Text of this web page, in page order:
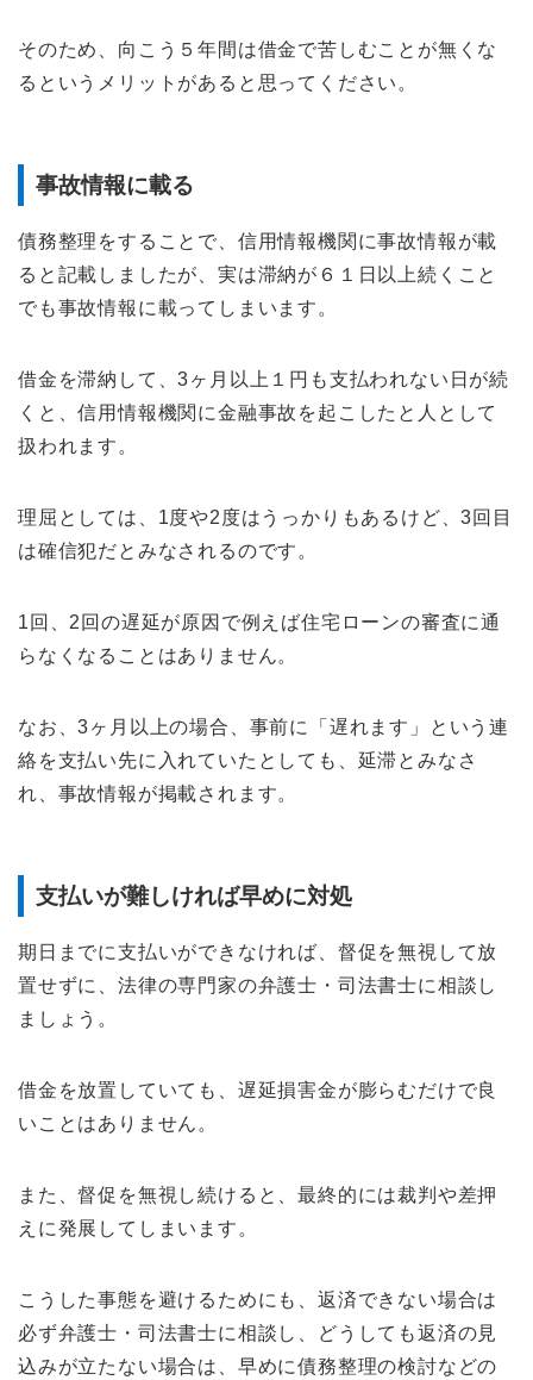
そのため、向こう５年間は借金で苦しむことが無くな
るというメリットがあると思ってください。
事故情報に載る
債務整理をすることで、信用情報機関に事故情報が載
ると記載しましたが、実は滞納が６１日以上続くこと
でも事故情報に載ってしまいます。
借金を滞納して、3ヶ月以上１円も支払われない日が続
くと、信用情報機関に金融事故を起こしたと人として
扱われます。
理屈としては、1度や2度はうっかりもあるけど、3回目
は確信犯だとみなされるのです。
1回、2回の遅延が原因で例えば住宅ローンの審査に通
らなくなることはありません。
なお、3ヶ月以上の場合、事前に「遅れます」という連
絡を支払い先に入れていたとしても、延滞とみなさ
れ、事故情報が掲載されます。
支払いが難しければ早めに対処
期日までに支払いができなければ、督促を無視して放
置せずに、法律の専門家の弁護士・司法書士に相談し
ましょう。
借金を放置していても、遅延損害金が膨らむだけで良
いことはありません。
また、督促を無視し続けると、最終的には裁判や差押
えに発展してしまいます。
こうした事態を避けるためにも、返済できない場合は
必ず弁護士・司法書士に相談し、どうしても返済の見
込みが立たない場合は、早めに債務整理の検討などの